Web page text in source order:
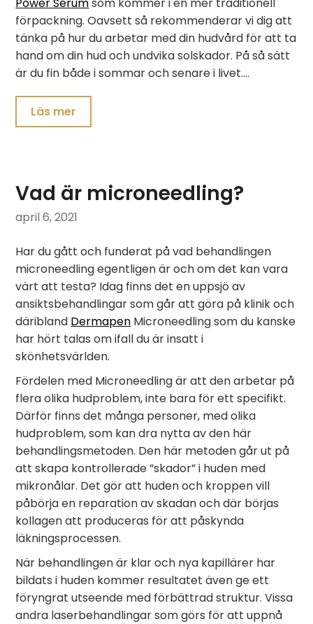
förpackning. Oavsett så rekommenderar vi dig att
tänka på hur du arbetar med din hudvård för att ta
hand om din hud och undvika solskador. På så sätt
är du fin både i sommar och senare i livet.…
Läs mer
Vad är microneedling?
april 6, 2021
Har du gått och funderat på vad behandlingen
microneedling egentligen är och om det kan vara
värt att testa? Idag finns det en uppsjö av
ansiktsbehandlingar som går att göra på klinik och
däribland Dermapen Microneedling som du kanske
har hört talas om ifall du är insatt i
skönhetsvärlden.
Fördelen med Microneedling är att den arbetar på
flera olika hudproblem, inte bara för ett specifikt.
Därför finns det många personer, med olika
hudproblem, som kan dra nytta av den här
behandlingsmetoden. Den här metoden går ut på
att skapa kontrollerade ”skador” i huden med
mikronålar. Det gör att huden och kroppen vill
påbörja en reparation av skadan och där börjas
kollagen att produceras för att påskynda
läkningsprocessen.
När behandlingen är klar och nya kapillärer har
bildats i huden kommer resultatet även ge ett
föryngrat utseende med förbättrad struktur. Vissa
andra laserbehandlingar som görs för att uppnå